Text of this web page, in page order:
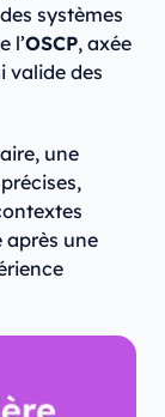
systèmes
l’OSCP, axée
valide des
une
après une